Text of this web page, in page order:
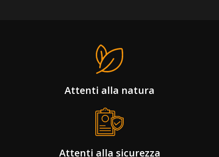
Attenti alla natura
Attenti alla sicurezza